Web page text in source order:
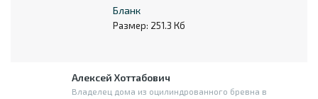
Бланк
Размер: 251.3 Кб
Алексей Хоттабович
Владелец дома из оцилиндрованного бревна в